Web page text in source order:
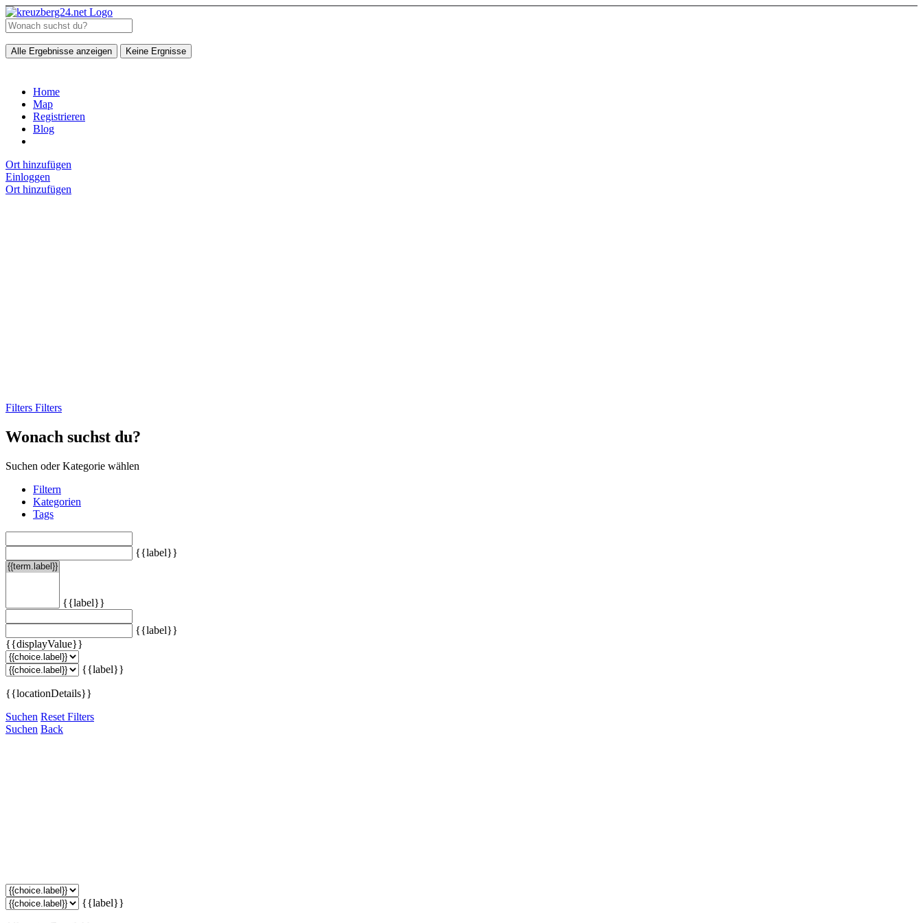
Alle Ergebnisse anzeigen Keine Ergnisse
Home
Map
Registrieren
Blog
Ort hinzufügen
Einloggen
Ort hinzufügen
Filters Filters
Wonach suchst du?
Suchen oder Kategorie wählen
Filtern
Kategorien
Tags
{{label}}
{{label}}
{{label}}
{{displayValue}}
{{label}}
{{locationDetails}}
Suchen Reset Filters
Suchen Back
{{label}}